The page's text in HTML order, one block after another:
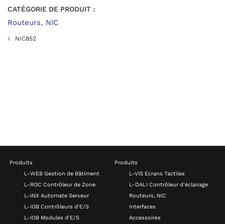
CATÉGORIE DE PRODUIT :
Routeurs, NIC
NIC852
Produits
L-WEB Gestion de Bâtiment
L-ROC Contrôleur de Zone
L-INX Automate Serveur
L-IOB Contrôleurs d'E/S
L-IOB Modules d'E/S
Produits
L-VIS Ecrans Tactiles
L-DALI Contrôleur d'éclairage
Routeurs, NIC
Interfaces
Accessoires